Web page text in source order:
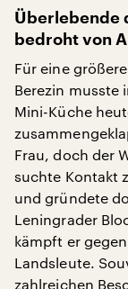
Überlebende
bedroht von
Für eine
Berezin musste
Mini-Küche
Frau, doch der
suchte Kontakt
und gründete
Leningrader
kämpft er
Landsleute.
zahlreichen